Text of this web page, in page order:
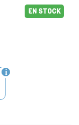
EN STOCK